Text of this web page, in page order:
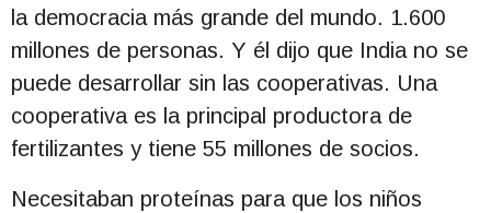
la democracia más grande del mundo. 1.600
millones de personas. Y él dijo que India no se
puede desarrollar sin las cooperativas. Una
cooperativa es la principal productora de
fertilizantes y tiene 55 millones de socios.
Necesitaban proteínas para que los niños